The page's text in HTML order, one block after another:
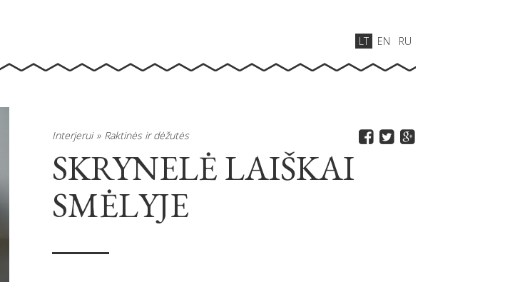
LT EN RU
Interjerui Raktinės ir dėžutės
SKRYNELĖ LAIŠKAI
SMĖLYJE